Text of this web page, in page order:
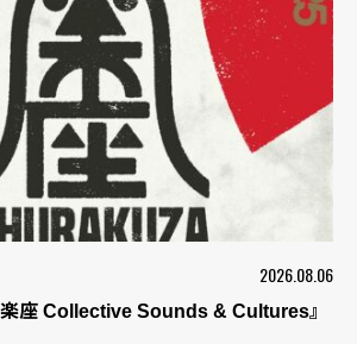
2026.08.06
座 Collective Sounds & Cultures』